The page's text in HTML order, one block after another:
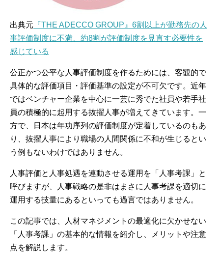
出典元 『THE ADECCO GROUP』6割以上が勤務先の人
事評価制度に不満、約8割が評価制度を見直す必要性を
感じている
公正かつ公平な人事評価制度を作るためには、客観的で
具体的な評価項目・評価基準の設定が不可欠です。近年
ではベンチャー企業を中心に一芸に秀でた社員や若手社
員の積極的に起用する抜擢人事が増えてきています。一
方で、日本は年功序列の評価制度が定着しているのもあ
り、抜擢人事により職場の人間関係に不和が生じるとい
う例もないわけではありません。
人事評価と人事処遇を連動させる運用を「人事考課」と
呼びますが、人事戦略の是非はまさに人事考課を適切に
運用する技量にあるといっても過言ではありません。
この記事では、人材マネジメントの最適化に欠かせない
「人事考課」の基本的な情報を紹介し、メリットや注意
点を解説します。